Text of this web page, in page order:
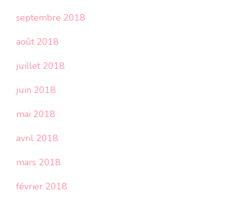
septembre 2018
août 2018
juillet 2018
juin 2018
mai 2018
avril 2018
mars 2018
février 2018